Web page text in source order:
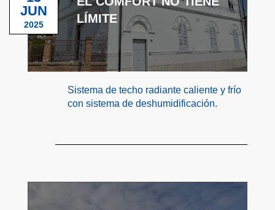
LÍMITE
JUN
2025
Sistema de techo radiante caliente y frío
con sistema de deshumidificación.